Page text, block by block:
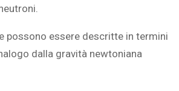
possono essere descritte in termini
dalla gravità newtoniana